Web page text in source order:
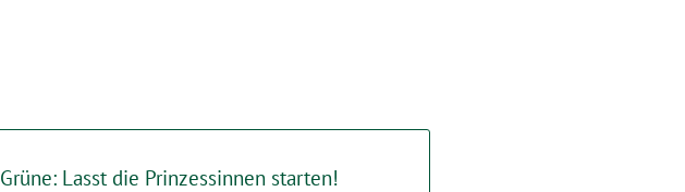
Grüne: Lasst die Prinzessinnen starten!